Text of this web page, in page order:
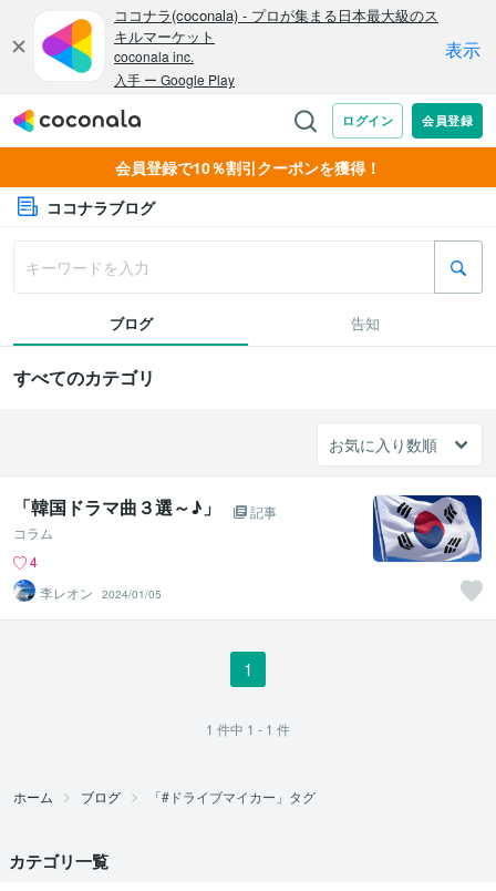
会員登録で10％割引クーポンを獲得！
ココナラブログ
ブログ 告知
すべてのカテゴリ
「韓国ドラマ曲３選～♪」
記事
コラム
4
李レオン
2024/01/05
1
1 件中 1 - 1 件
ホーム ブログ 「#ドライブマイカー」タグ
カテゴリ一覧